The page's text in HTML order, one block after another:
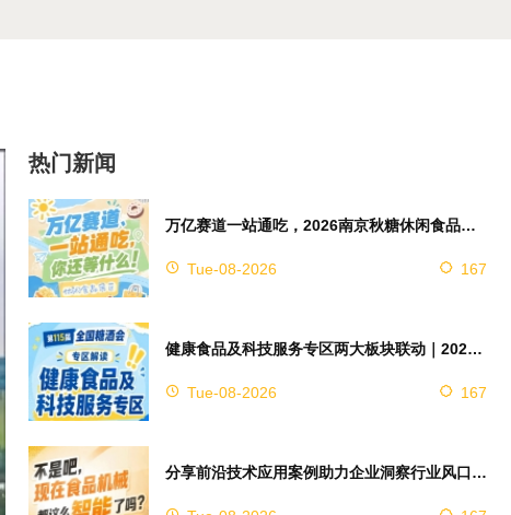
热门新闻
万亿赛道一站通吃，2026南京秋糖休闲食品展区4万㎡超大展馆等你来占位
Tue-08-2026 167
健康食品及科技服务专区两大板块联动｜2026南京秋糖实现双向赋能助力企业对接技术资源
Tue-08-2026 167
分享前沿技术应用案例助力企业洞察行业风口，2026南京秋糖9号馆赋能创新